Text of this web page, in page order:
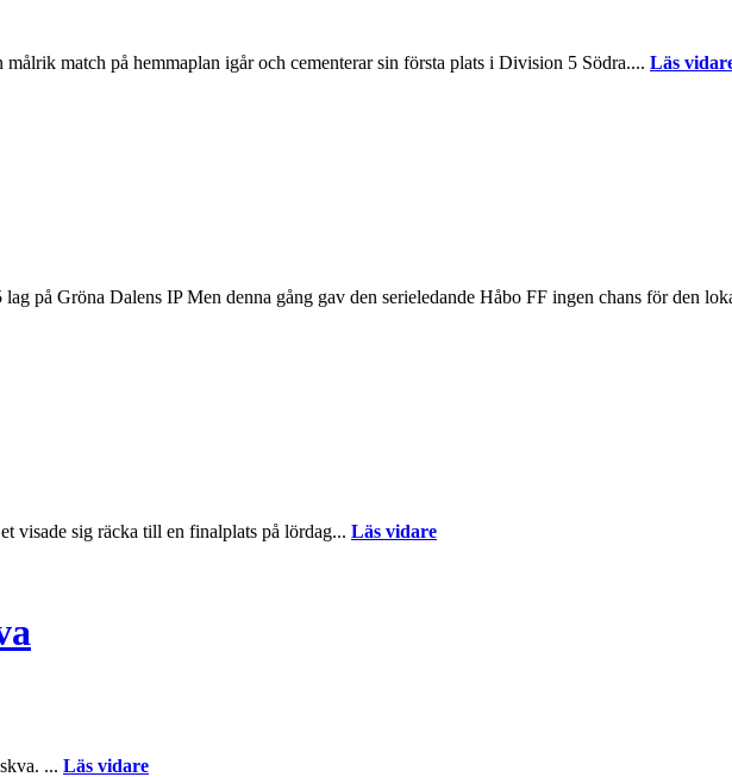
match på hemmaplan igår och cementerar sin första plats i Division 5 Södra.... Läs
på Gröna Dalens IP Men denna gång gav den serieledande Håbo FF ingen chans för den
visade sig räcka till en finalplats på lördag... Läs vidare
... Läs vidare